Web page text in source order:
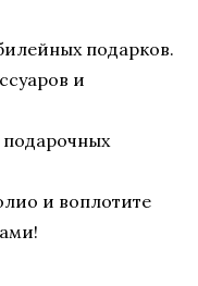
подарков.
и
и воплотите